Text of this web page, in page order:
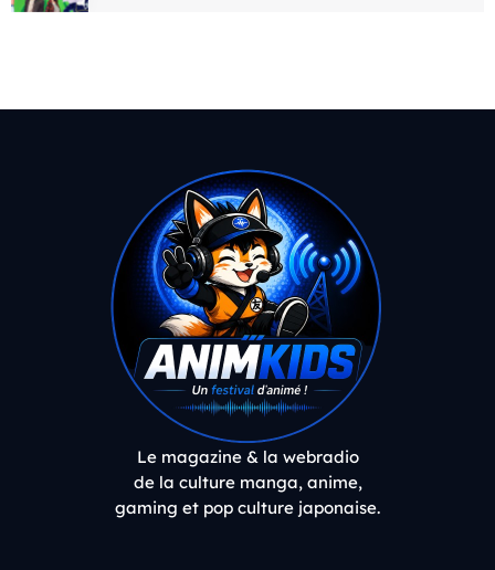
Le magazine & la webradio
de la culture manga, anime,
gaming et pop culture japonaise.